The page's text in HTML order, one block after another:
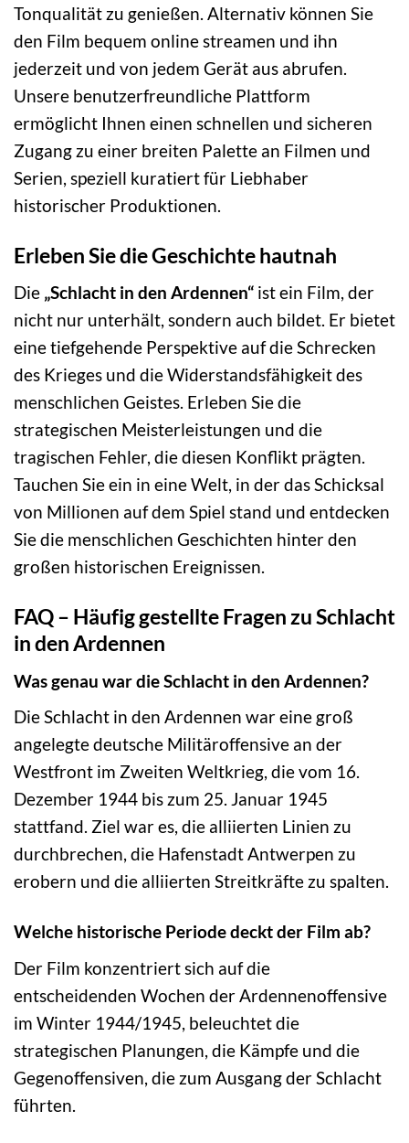
Tonqualität zu genießen. Alternativ können Sie
den Film bequem online streamen und ihn
jederzeit und von jedem Gerät aus abrufen.
Unsere benutzerfreundliche Plattform
ermöglicht Ihnen einen schnellen und sicheren
Zugang zu einer breiten Palette an Filmen und
Serien, speziell kuratiert für Liebhaber
historischer Produktionen.
Erleben Sie die Geschichte hautnah
Die „Schlacht in den Ardennen“ ist ein Film, der
nicht nur unterhält, sondern auch bildet. Er bietet
eine tiefgehende Perspektive auf die Schrecken
des Krieges und die Widerstandsfähigkeit des
menschlichen Geistes. Erleben Sie die
strategischen Meisterleistungen und die
tragischen Fehler, die diesen Konflikt prägten.
Tauchen Sie ein in eine Welt, in der das Schicksal
von Millionen auf dem Spiel stand und entdecken
Sie die menschlichen Geschichten hinter den
großen historischen Ereignissen.
FAQ – Häufig gestellte Fragen zu Schlacht
in den Ardennen
Was genau war die Schlacht in den Ardennen?
Die Schlacht in den Ardennen war eine groß
angelegte deutsche Militäroffensive an der
Westfront im Zweiten Weltkrieg, die vom 16.
Dezember 1944 bis zum 25. Januar 1945
stattfand. Ziel war es, die alliierten Linien zu
durchbrechen, die Hafenstadt Antwerpen zu
erobern und die alliierten Streitkräfte zu spalten.
Welche historische Periode deckt der Film ab?
Der Film konzentriert sich auf die
entscheidenden Wochen der Ardennenoffensive
im Winter 1944/1945, beleuchtet die
strategischen Planungen, die Kämpfe und die
Gegenoffensiven, die zum Ausgang der Schlacht
führten.